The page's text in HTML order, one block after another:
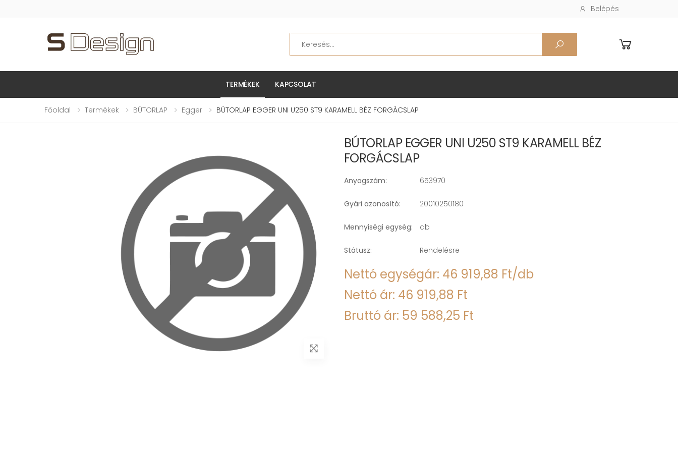
Belépés
TERMÉKEK KAPCSOLAT
Főoldal Termékek BÚTORLAP Egger BÚTORLAP EGGER UNI U250 ST9 KARAMELL BÉZ FORGÁCSLAP
BÚTORLAP EGGER UNI U250 ST9 KARAMELL BÉZ
FORGÁCSLAP
Anyagszám: 653970
Gyári azonosító: 20010250180
Mennyiségi egység: db
Státusz: Rendelésre
Nettó egységár: 46 919,88 Ft/db
Nettó ár: 46 919,88 Ft
Bruttó ár: 59 588,25 Ft